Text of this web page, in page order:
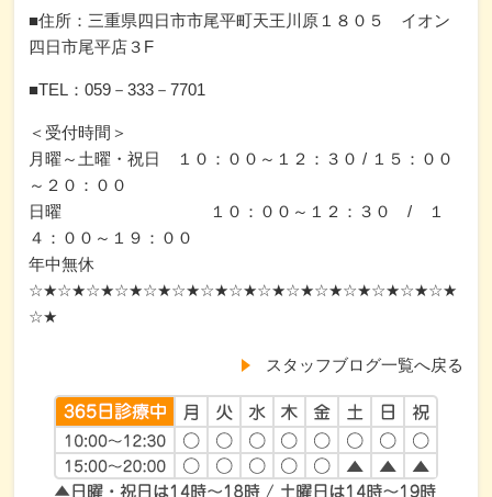
■住所：三重県四日市市尾平町天王川原１８０５ イオン
四日市尾平店３F
■TEL：059－333－7701
＜受付時間＞
月曜～土曜・祝日 １０：００～１２：３０ / １５：００
～２０：００
日曜 １０：００～１２：３０ / １
４：００～１９：００
年中無休
☆★☆★☆★☆★☆★☆★☆★☆★☆★☆★☆★☆★☆★☆★☆★
☆★
スタッフブログ一覧へ戻る